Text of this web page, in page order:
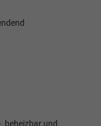
beheizbar und